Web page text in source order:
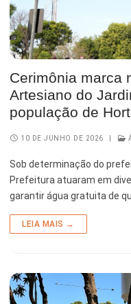
Cerimônia marca
Artesiano do
população de
10 DE JUNHO DE 2026
Sob determinação do
Prefeitura atuaram em
garantir água gratuita de
LEIA MAIS →